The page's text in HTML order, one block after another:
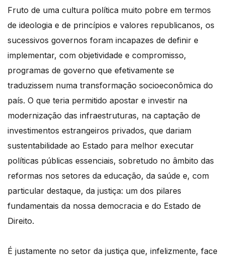
Fruto de uma cultura política muito pobre em termos
de ideologia e de princípios e valores republicanos, os
sucessivos governos foram incapazes de definir e
implementar, com objetividade e compromisso,
programas de governo que efetivamente se
traduzissem numa transformação socioeconômica do
país. O que teria permitido apostar e investir na
modernização das infraestruturas, na captação de
investimentos estrangeiros privados, que dariam
sustentabilidade ao Estado para melhor executar
políticas públicas essenciais, sobretudo no âmbito das
reformas nos setores da educação, da saúde e, com
particular destaque, da justiça: um dos pilares
fundamentais da nossa democracia e do Estado de
Direito.
É justamente no setor da justiça que, infelizmente, face